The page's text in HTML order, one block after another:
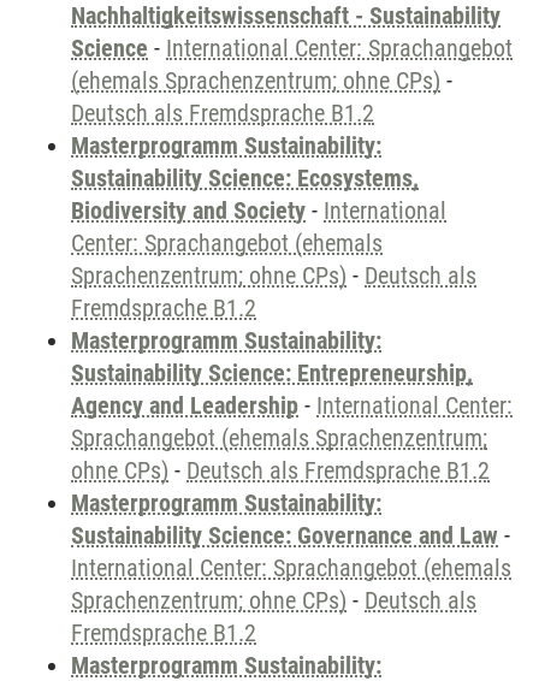
Nachhaltigkeitswissenschaft - Sustainability
Science - International Center: Sprachangebot
(ehemals Sprachenzentrum; ohne CPs) -
Deutsch als Fremdsprache B1.2
Masterprogramm Sustainability:
Sustainability Science: Ecosystems,
Biodiversity and Society - International
Center: Sprachangebot (ehemals
Sprachenzentrum; ohne CPs) - Deutsch als
Fremdsprache B1.2
Masterprogramm Sustainability:
Sustainability Science: Entrepreneurship,
Agency and Leadership - International Center:
Sprachangebot (ehemals Sprachenzentrum;
ohne CPs) - Deutsch als Fremdsprache B1.2
Masterprogramm Sustainability:
Sustainability Science: Governance and Law -
International Center: Sprachangebot (ehemals
Sprachenzentrum; ohne CPs) - Deutsch als
Fremdsprache B1.2
Masterprogramm Sustainability: